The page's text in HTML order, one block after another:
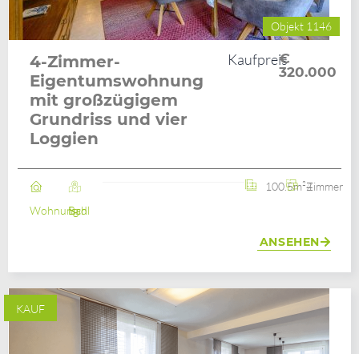
Objekt 1146
4-Zimmer-
Eigentumswohnung
mit großzügigem
Grundriss und vier
Loggien
Kaufpreis
€
320.000
WohnungBad Ischl
100.5m²4 Zimmer
ANSEHEN
KAUF